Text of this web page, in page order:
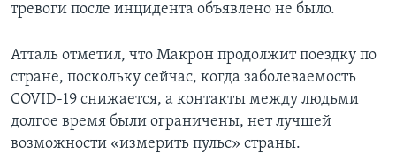
тревоги после инцидента объявлено не было.
Атталь отметил, что Макрон продолжит поездку по
стране, поскольку сейчас, когда заболеваемость
COVID-19 снижается, а контакты между людьми
долгое время были ограничены, нет лучшей
возможности «измерить пульс» страны.